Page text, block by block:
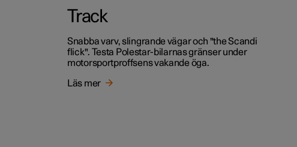
Track
Snabba varv, slingrande vägar och "the Scandi
flick". Testa Polestar-bilarnas gränser under
motorsportproffsens vakande öga.
Läs mer